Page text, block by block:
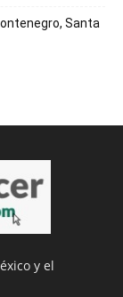
Santa
y el